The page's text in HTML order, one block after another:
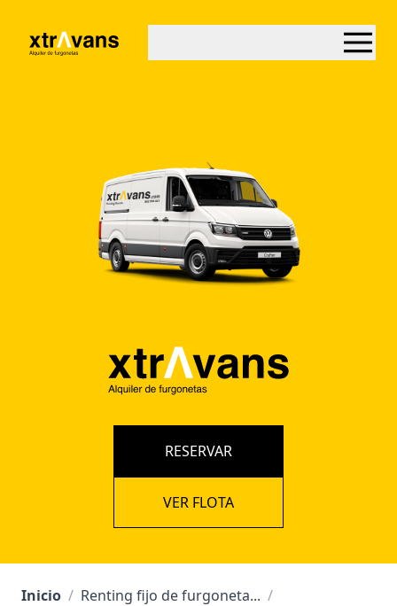
RESERVAR
VER FLOTA
Inicio / Renting fijo de furgoneta... /